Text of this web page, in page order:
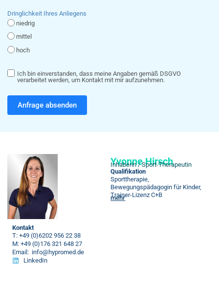
Dringlichkeit Ihres Anliegens
niedrig
mittel
hoch
Ich bin einverstanden, dass meine Angaben gemäß DSGVO
verarbeitet werden, um Kontakt mit mir aufzunehmen.
Anfrage absenden
Yvonne Hirsch
Inhaberin / Sport-Therapeutin
Qualifikation
Sporttherapie,
Bewegungspädagogin für Kinder,
Trainer-Lizenz C+B
mehr
Kontakt
T: +49 (0)6202 956 22 38
M: +49 (0)176 321 648 27
Email: info@hypromed.de
LinkedIn